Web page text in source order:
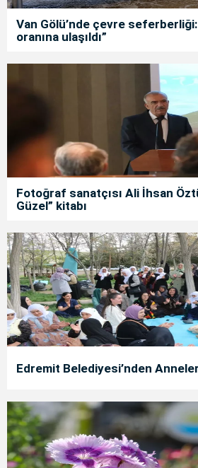
Van Gölü’nde çevre seferberliği:
oranına ulaşıldı”
Fotoğraf sanatçısı Ali İhsan
Güzel” kitabı
Edremit Belediyesi’nden